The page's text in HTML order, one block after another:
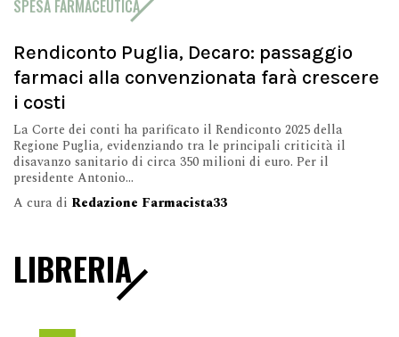
SPESA FARMACEUTICA
Rendiconto Puglia, Decaro: passaggio
farmaci alla convenzionata farà crescere
i costi
La Corte dei conti ha parificato il Rendiconto 2025 della
Regione Puglia, evidenziando tra le principali criticità il
disavanzo sanitario di circa 350 milioni di euro. Per il
presidente Antonio...
A cura di Redazione Farmacista33
LIBRERIA